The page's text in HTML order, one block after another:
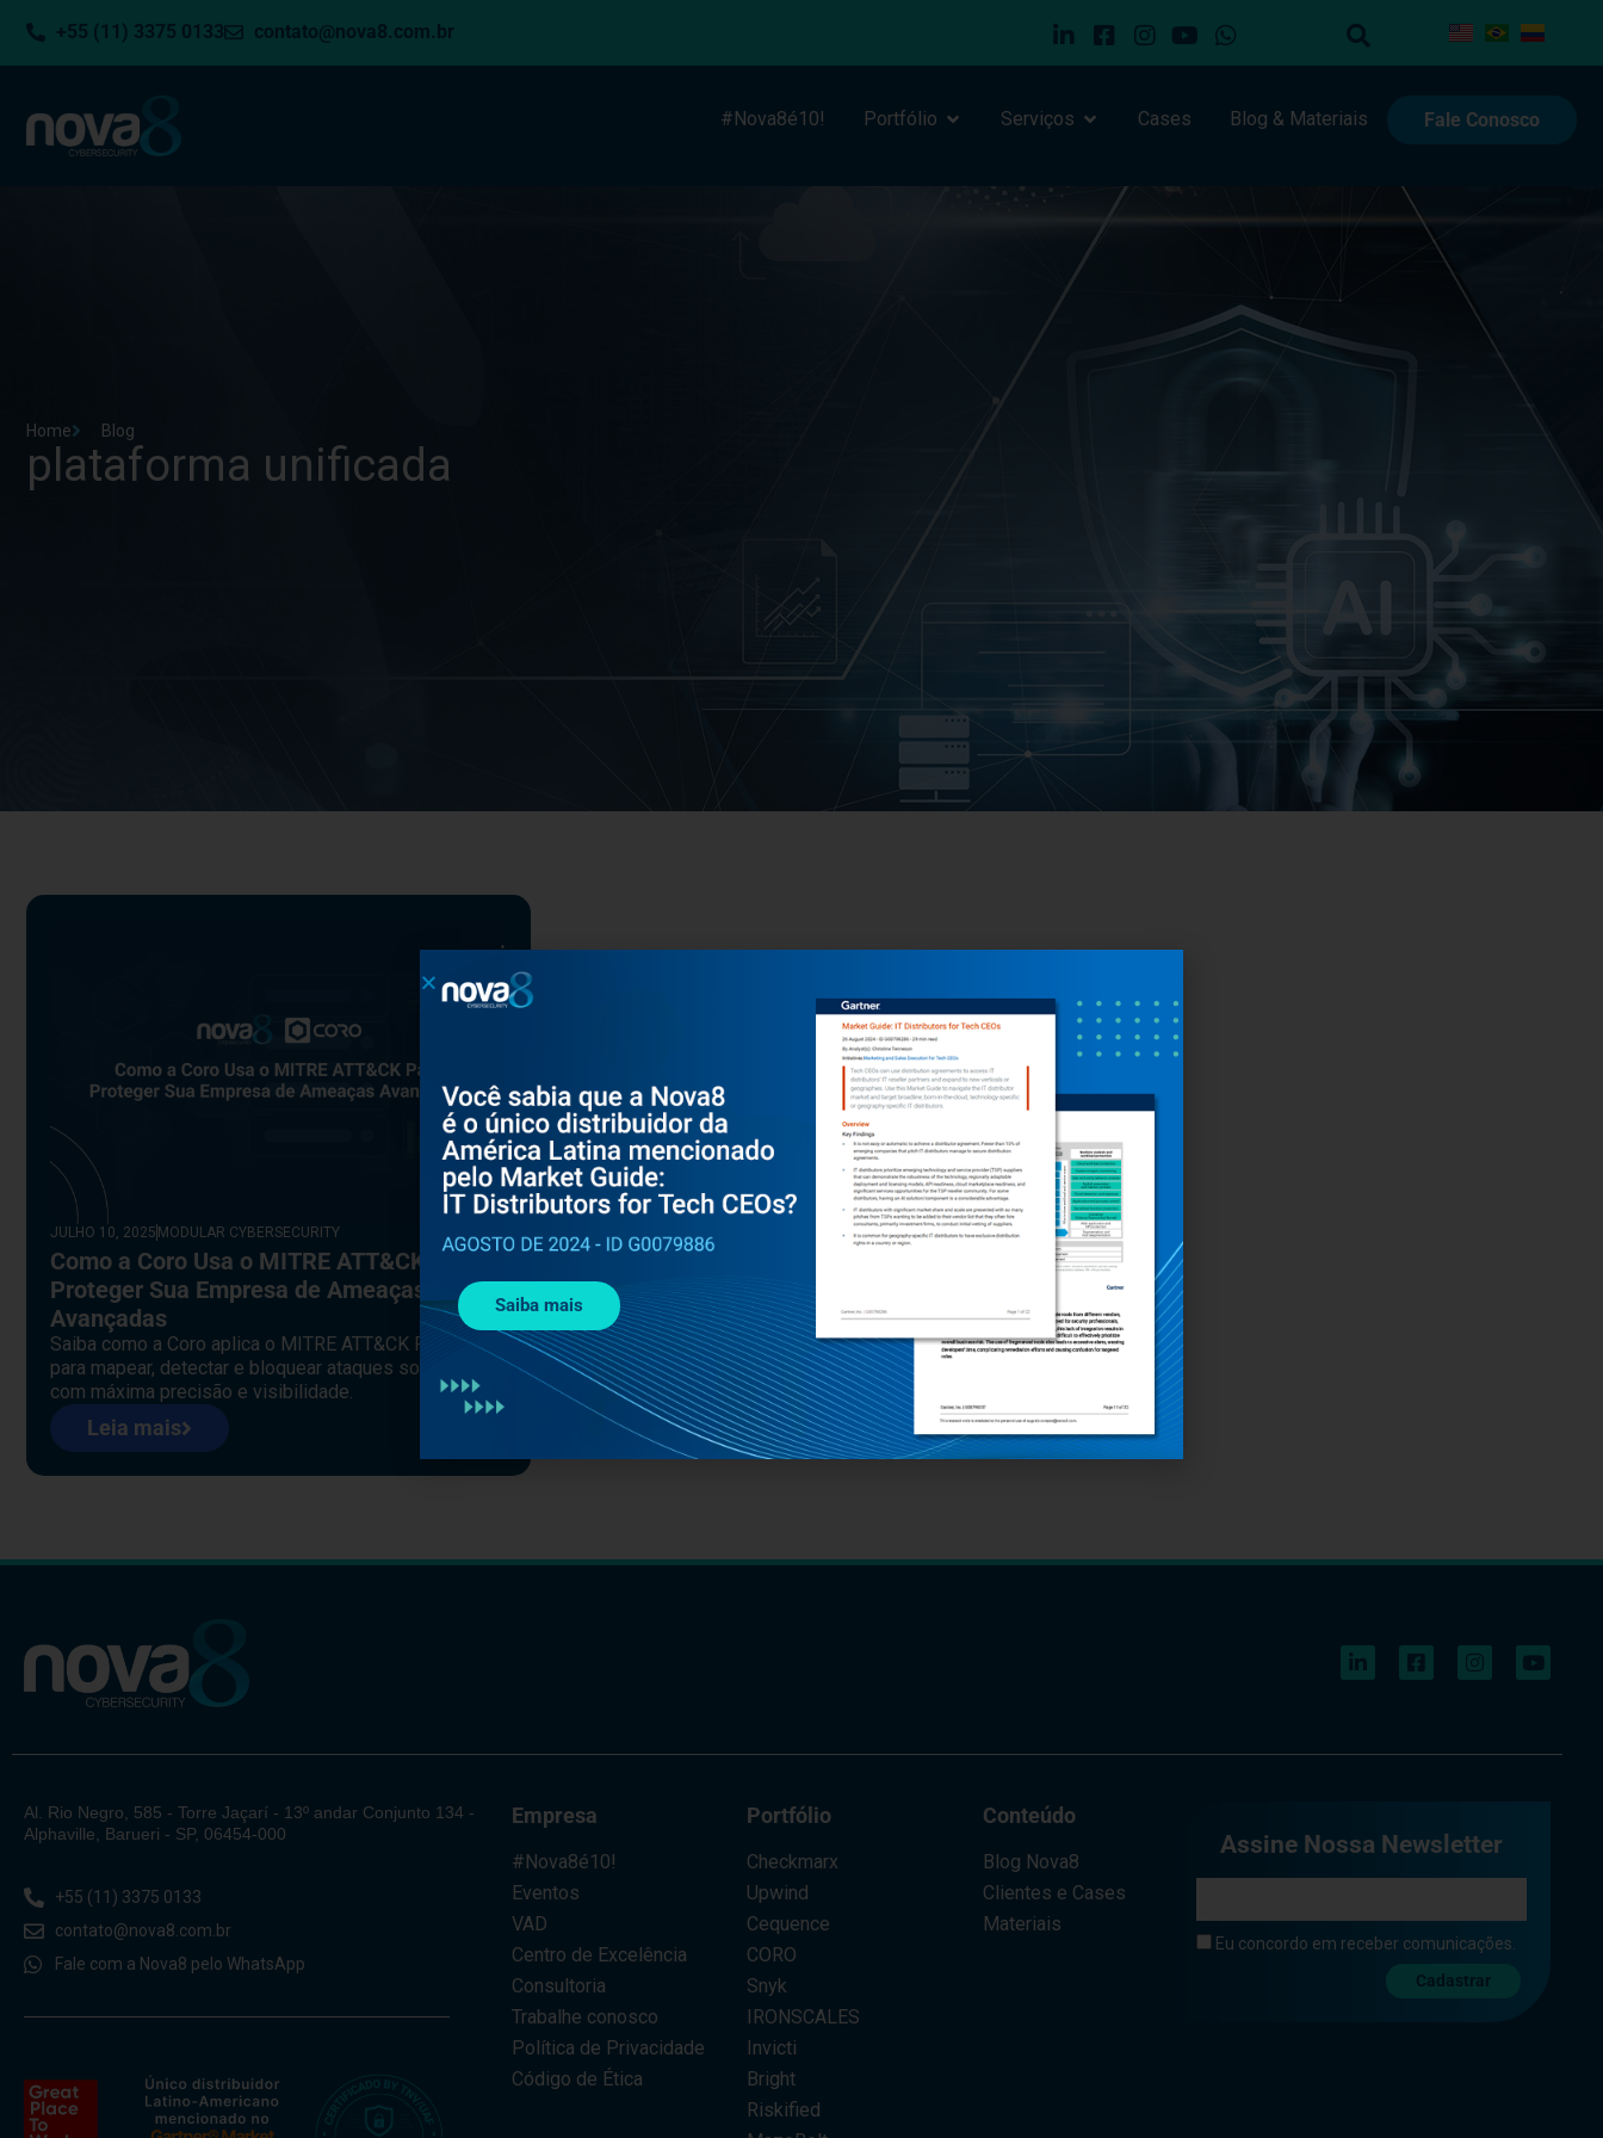
+55 (11) 3375 0133 contato@nova8.com.br
#Nova8é10! Portfólio Serviços Cases Blog & Materiais Fale Conosco
Home Blog
plataforma unificada
JULHO 10, 2025 MODULAR CYBERSECURITY
Como a Coro Usa o MITRE ATT&CK Para
Proteger Sua Empresa de Ameaças
Avançadas
Saiba como a Coro aplica o MITRE ATT&CK Framework
para mapear, detectar e bloquear ataques sofisticados
com máxima precisão e visibilidade.
Leia mais
Al. Rio Negro, 585 - Torre Jaçarí - 13º andar Conjunto 134 -
Alphaville, Barueri - SP, 06454-000
+55 (11) 3375 0133
contato@nova8.com.br
Fale com a Nova8 pelo WhatsApp
Empresa
#Nova8é10!
Eventos
VAD
Centro de Excelência
Consultoria
Trabalhe conosco
Política de Privacidade
Código de Ética
Portfólio
Checkmarx
Upwind
Cequence
CORO
Snyk
IRONSCALES
Invicti
Bright
Riskified
Conteúdo
Blog Nova8
Clientes e Cases
Materiais
Assine Nossa Newsletter
Eu concordo em receber comunicações.
Cadastrar
Saiba mais